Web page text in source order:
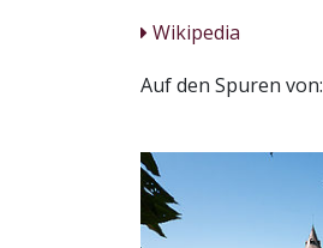
Wikipedia
Auf den Spuren von: